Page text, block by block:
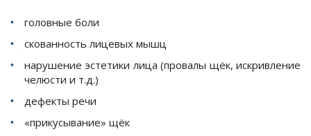
головные боли
скованность лицевых мышц
нарушение эстетики лица (провалы щёк, искривление
челюсти и т.д.)
дефекты речи
«прикусывание» щёк